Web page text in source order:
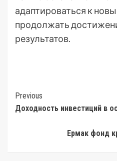
адаптироваться к
продолжать
результатов.
Post
Navigation
Previous
Доходность инвестиций в
Ермак фонд